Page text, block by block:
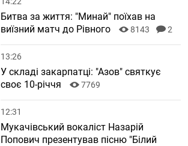
Битва за життя: "Минай" поїхав на
виїзний матч до Рівного
8143 2
13:26
У складі закарпатці: "Азов" святкує
своє 10-річчя
7769
12:31
Мукачівський вокаліст Назарій
Попович презентував пісню "Білий